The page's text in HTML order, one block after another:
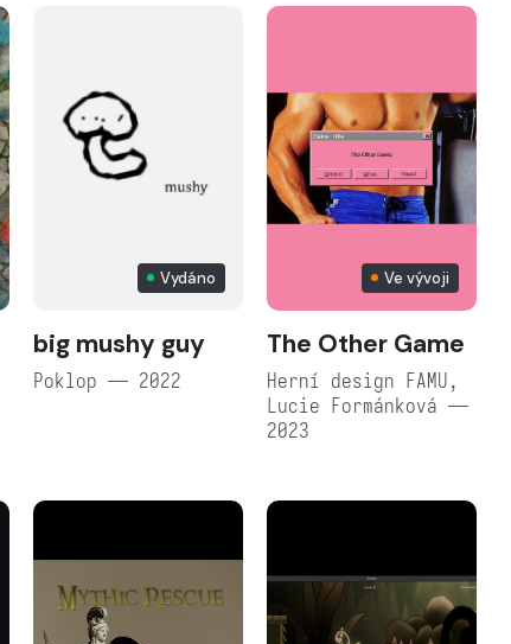
Vydáno
big mushy guy
Poklop — 2022
Ve vývoji
The Other Game
Herní design FAMU,
Lucie Formánková —
2023